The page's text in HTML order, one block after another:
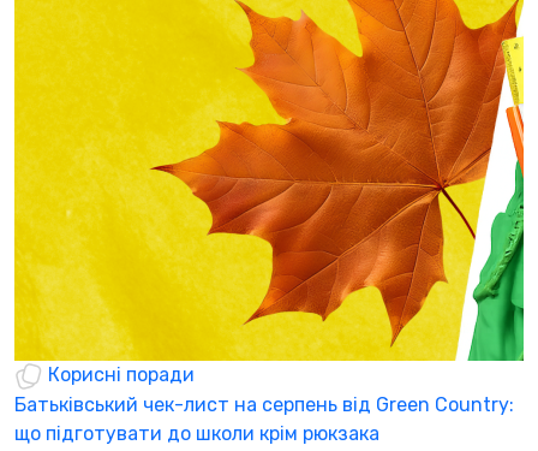
Корисні поради
Батьківський чек-лист на серпень від Green Country:
що підготувати до школи крім рюкзака